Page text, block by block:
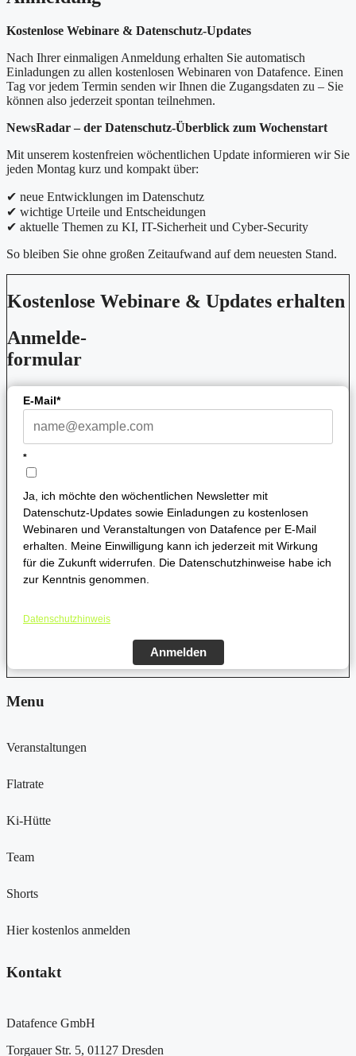
Kostenlose Webinare & Datenschutz-Updates
Nach Ihrer einmaligen Anmeldung erhalten Sie automatisch
Einladungen zu allen kostenlosen Webinaren von Datafence. Einen
Tag vor jedem Termin senden wir Ihnen die Zugangsdaten zu – Sie
können also jederzeit spontan teilnehmen.
NewsRadar – der Datenschutz-Überblick zum Wochenstart
Mit unserem kostenfreien wöchentlichen Update informieren wir Sie
jeden Montag kurz und kompakt über:
✔ neue Entwicklungen im Datenschutz
✔ wichtige Urteile und Entscheidungen
✔ aktuelle Themen zu KI, IT-Sicherheit und Cyber-Security
So bleiben Sie ohne großen Zeitaufwand auf dem neuesten Stand.
Kostenlose Webinare & Updates erhalten
Anmelde-
formular
E-Mail*
*
Ja, ich möchte den wöchentlichen Newsletter mit
Datenschutz-Updates sowie Einladungen zu kostenlosen
Webinaren und Veranstaltungen von Datafence per E-Mail
erhalten. Meine Einwilligung kann ich jederzeit mit Wirkung
für die Zukunft widerrufen. Die Datenschutzhinweise habe ich
zur Kenntnis genommen.
Datenschutzhinweis
Anmelden
Menu
Veranstaltungen
Flatrate
Ki-Hütte
Team
Shorts
Hier kostenlos anmelden
Kontakt
Datafence GmbH
Torgauer Str. 5, 01127 Dresden